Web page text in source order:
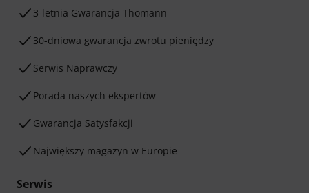
3-letnia Gwarancja Thomann
30-dniowa gwarancja zwrotu pieniędzy
Serwis Naprawczy
Porada naszych ekspertów
Gwarancja Satysfakcji
Największy magazyn w Europie
Serwis